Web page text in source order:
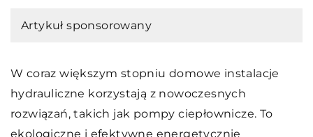
Artykuł sponsorowany
W coraz większym stopniu domowe instalacje
hydrauliczne korzystają z nowoczesnych
rozwiązań, takich jak pompy ciepłownicze. To
ekologiczne i efektywne energetycznie